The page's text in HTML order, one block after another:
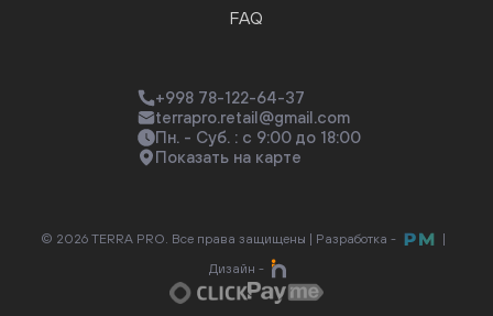
FAQ
+998 78-122-64-37
terrapro.retail@gmail.com
Пн. - Суб. : с 9:00 до 18:00
Показать на карте
© 2026 TERRA PRO. Все права защищены | Разработка -
Дизайн -